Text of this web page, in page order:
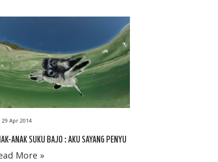
29 Apr 2014
ANAK SUKU BAJO : AKU SAYANG PENYU
More »